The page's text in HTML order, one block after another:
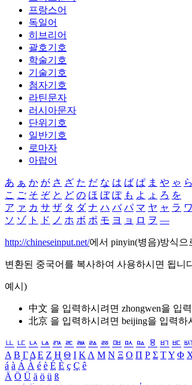
프랑스어
독일어
히브리어
괄호기호
학술기호
기술기호
첨자기호
라틴문자
러시아문자
단위기호
일반기호
로마자
아랍어
あ ぁ か が さ ざ た だ な は ば ぱ ま や ゃ ら
こ ご そ ぞ と ど の ほ ぼ ぽ も よ ょ ろ を
ア ァ カ サ ザ タ ダ ナ ハ バ パ マ ヤ ャ ラ ワ
ソ ゾ ト ド ノ ホ ボ ポ モ ヨ ョ ロ ヲ ―
http://chineseinput.net/에서 pinyin(병음)방식
변환된 중국어를 복사하여 사용하시면 됩니
예시)
中文 을 입력하시려면 zhongwen을 입
北京 을 입력하시려면 beijing을 입력하
ㅥ ㅦ ㅧ ㅨ ㅩ ㅪ ㅫ ㅬ ㅭ ㅮ ㅯ ㅰ ㅱ ㅲ ㅳ ㅴ
Α Β ΓΔ Ε Ζ Η Θ Ι ΚΛ Μ Ν Ξ Ο Π Ρ Σ ΤΥ Φ
á à Á À é è É È ç Ç ê
Ä Ö Ü ä ö ü ß